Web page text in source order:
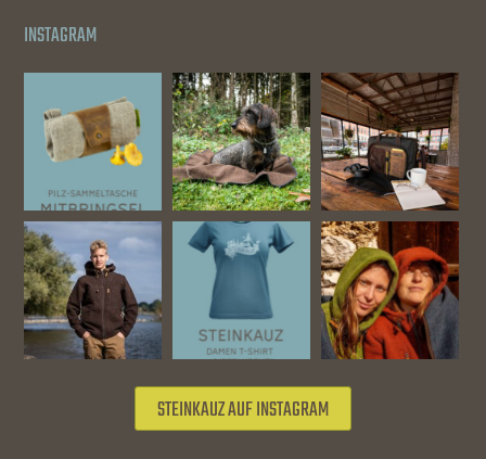
INSTAGRAM
STEINKAUZ AUF INSTAGRAM